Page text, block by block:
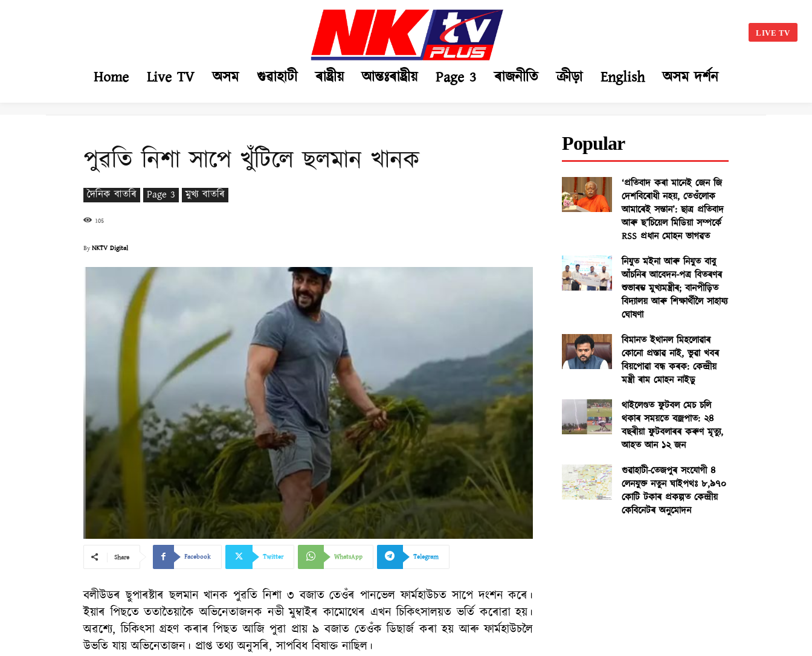
LIVE TV
Home Live TV অসম গুৱাহাটী ৰাষ্ট্ৰীয় আন্তঃৰাষ্ট্ৰীয় Page 3 ৰাজনীতি ক্ৰীড়া English অসম দৰ্শন
পুৱতি নিশা সাপে খুঁটিলে ছলমান খানক
দৈনিক বাতৰি Page 3 মুখ্য বাতৰি
105
ByNKTV Digital
Share Facebook Twitter WhatsApp Telegram
বলীউডৰ ছুপাৰষ্টাৰ ছলমান খানক পুৱতি নিশা ৩ বজাত তেওঁৰ পানভেল ফাৰ্মহাউচত সাপে দংশন কৰে।
ইয়াৰ পিছতে ততাতৈয়াকৈ অভিনেতাজনক নভী মুম্বাইৰ কামোথেৰ এখন চিকিৎসালয়ত ভৰ্তি কৰোৱা হয়।
অৱশ্যে, চিকিৎসা গ্ৰহণ কৰাৰ পিছত আজি পুৱা প্ৰায় ৯ বজাত তেওঁক ডিছাৰ্জ কৰা হয় আৰু ফাৰ্মহাউচলৈ
উভতি যায় অভিনেতাজন। প্ৰাপ্ত তথ্য অনুসৰি, সাপবিধ বিষাক্ত নাছিল।
Popular
‘প্ৰতিবাদ কৰা মানেই জেন জি
দেশবিৰোধী নহয়, তেওঁলোক
আমাৰেই সন্তান’: ছাত্ৰ প্ৰতিবাদ
আৰু ছ’চিয়েল মিডিয়া সম্পৰ্কে
RSS প্ৰধান মোহন ভাগৱত
নিযুত মইনা আৰু নিযুত বাবু
আঁচনিৰ আবেদন-পত্ৰ বিতৰণৰ
শুভাৰম্ভ মুখ্যমন্ত্ৰীৰ; বানপীড়িত
বিদ্যালয় আৰু শিক্ষাৰ্থীলৈ সাহায্য
ঘোষণা
বিমানত ইথানল মিহলোৱাৰ
কোনো প্ৰস্তাৱ নাই, ভুৱা খবৰ
বিয়পোৱা বন্ধ কৰক: কেন্দ্ৰীয়
মন্ত্ৰী ৰাম মোহন নাইডু
থাইলেণ্ডত ফুটবল মেচ চলি
থকাৰ সময়তে বজ্ৰপাত: ২৪
বছৰীয়া ফুটবলাৰৰ কৰুণ মৃত্যু,
আহত আন ১২ জন
গুৱাহাটী-তেজপুৰ সংযোগী ৪
লেনযুক্ত নতুন ঘাইপথঃ ৮,৯৭০
কোটি টকাৰ প্ৰকল্পত কেন্দ্ৰীয়
কেবিনেটৰ অনুমোদন